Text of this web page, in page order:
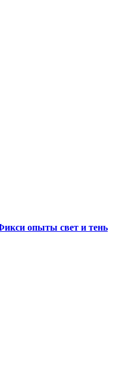
опыты свет и тень